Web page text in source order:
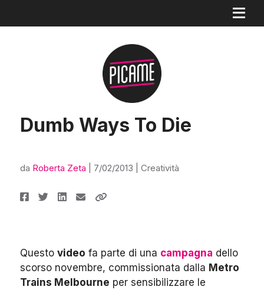
Dumb Ways To Die
da Roberta Zeta 7/02/2013 Creatività
Questo video fa parte di una campagna dello
scorso novembre, commissionata dalla Metro
Trains Melbourne per sensibilizzare le